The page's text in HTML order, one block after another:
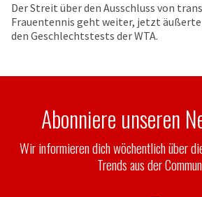
Der Streit über den Ausschluss von
Frauentennis geht weiter, jetzt äußerte
den Geschlechtstests der WTA.
Abonniere unseren
Wir informieren dich wöchentlich über
Trends aus der